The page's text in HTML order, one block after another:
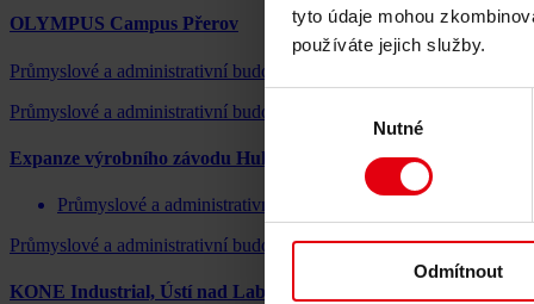
tyto údaje mohou
používáte jejich služby.
Nutné
Odmítnout
OLYMPUS Campus Přerov
Průmyslové a administrativní budovy
Průmyslové a administrativní budovy
Expanze výrobního závodu Huhtamaki
Průmyslové a administrativní budovy
Průmyslové a administrativní budovy
KONE Industrial, Ústí nad Labem